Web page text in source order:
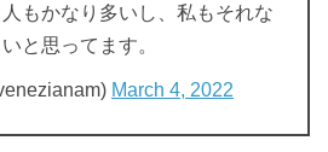
もかなり多いし、私もそれな
と思ってます。
March 4, 2022